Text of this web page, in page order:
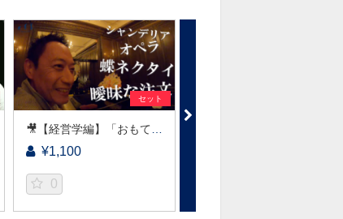
セット
¥1,100
0